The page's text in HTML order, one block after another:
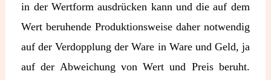
in der Wertform ausdrücken kann und die auf dem
Wert beruhende Produktionsweise daher notwendig
auf der Verdopplung der Ware in Ware und Geld, ja
auf der Abweichung von Wert und Preis beruht.